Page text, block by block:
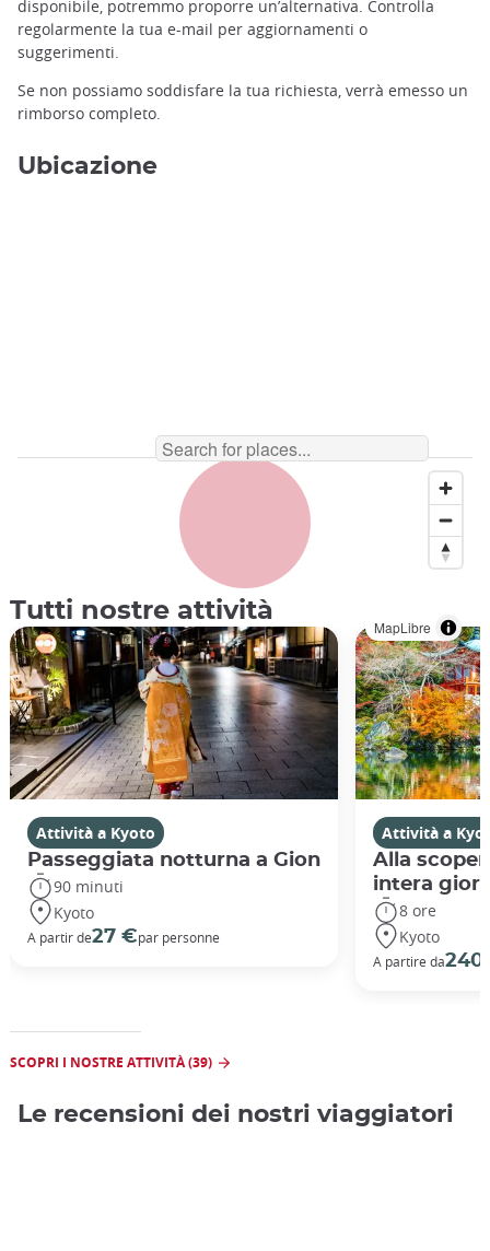
disponibile, potremmo proporre un’alternativa. Controlla
regolarmente la tua e-mail per aggiornamenti o
suggerimenti.
Se non possiamo soddisfare la tua richiesta, verrà emesso un
rimborso completo.
Ubicazione
MapLibre
Tutti nostre attività
Attività a Kyoto
Passeggiata notturna a Gion
90 minuti
Kyoto
A partir de27 €par personne
Attività a
Alla
intera
8 ore
Kyoto
A partire da240
SCOPRI I NOSTRE ATTIVITÀ (39)
Le recensioni dei nostri viaggiatori